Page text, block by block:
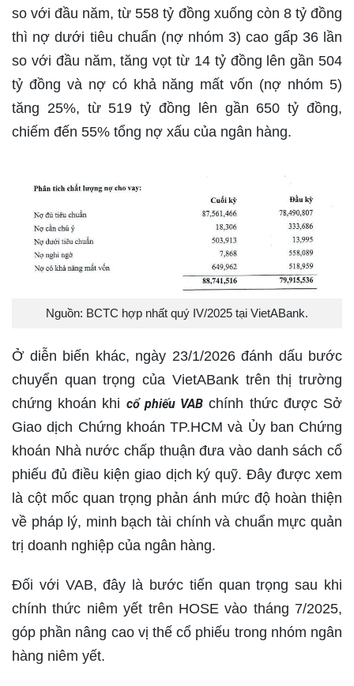
so với đầu năm, từ 558 tỷ đồng xuống còn 8 tỷ đồng
thì nợ dưới tiêu chuẩn (nợ nhóm 3) cao gấp 36 lần
so với đầu năm, tăng vọt từ 14 tỷ đồng lên gần 504
tỷ đồng và nợ có khả năng mất vốn (nợ nhóm 5)
tăng 25%, từ 519 tỷ đồng lên gần 650 tỷ đồng,
chiếm đến 55% tổng nợ xấu của ngân hàng.
Nguồn: BCTC hợp nhất quý IV/2025 tại VietABank.
Ở diễn biến khác, ngày 23/1/2026 đánh dấu bước
chuyển quan trọng của VietABank trên thị trường
chứng khoán khi cổ phiếu VAB chính thức được Sở
Giao dịch Chứng khoán TP.HCM và Ủy ban Chứng
khoán Nhà nước chấp thuận đưa vào danh sách cổ
phiếu đủ điều kiện giao dịch ký quỹ. Đây được xem
là cột mốc quan trọng phản ánh mức độ hoàn thiện
về pháp lý, minh bạch tài chính và chuẩn mực quản
trị doanh nghiệp của ngân hàng.
Đối với VAB, đây là bước tiến quan trọng sau khi
chính thức niêm yết trên HOSE vào tháng 7/2025,
góp phần nâng cao vị thế cổ phiếu trong nhóm ngân
hàng niêm yết.